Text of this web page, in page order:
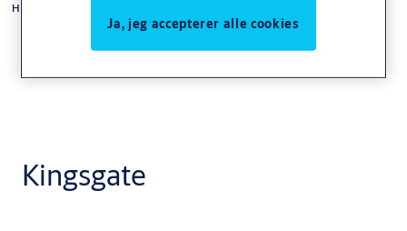
Home
Kingsgate
Ja, jeg accepterer alle cookies